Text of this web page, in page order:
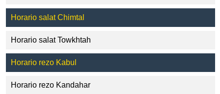
Horario salat Chimtal
Horario salat Towkhtah
Horario rezo Kabul
Horario rezo Kandahar